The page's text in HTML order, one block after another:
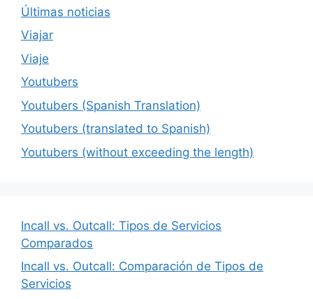
Últimas noticias
Viajar
Viaje
Youtubers
Youtubers (Spanish Translation)
Youtubers (translated to Spanish)
Youtubers (without exceeding the length)
Incall vs. Outcall: Tipos de Servicios
Comparados
Incall vs. Outcall: Comparación de Tipos de
Servicios